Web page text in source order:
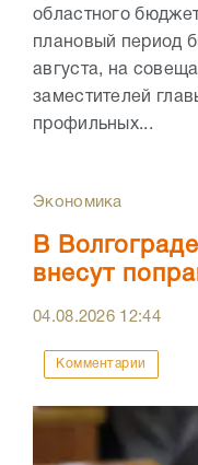
областного
плановый период
августа, на
заместителей
профильных...
Экономика
В
внесут
04.08.2026 12:44
Комментарии